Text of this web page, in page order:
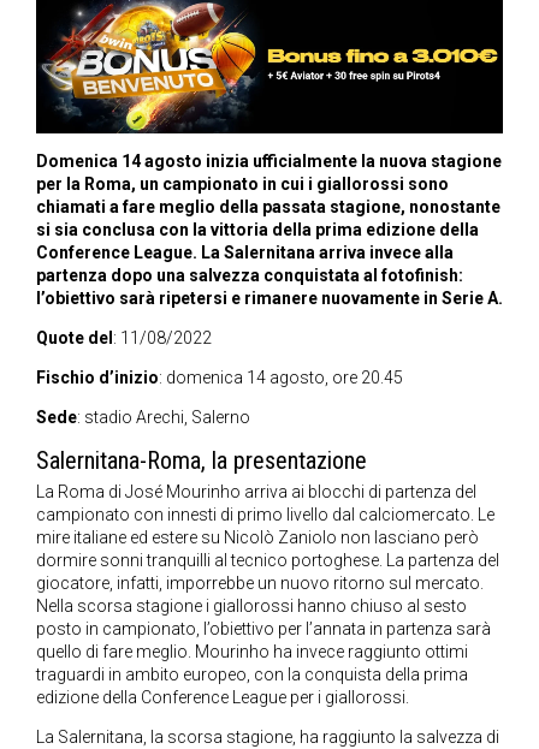
Domenica 14 agosto inizia ufficialmente la nuova stagione
per la Roma, un campionato in cui i giallorossi sono
chiamati a fare meglio della passata stagione, nonostante
si sia conclusa con la vittoria della prima edizione della
Conference League. La Salernitana arriva invece alla
partenza dopo una salvezza conquistata al fotofinish:
l’obiettivo sarà ripetersi e rimanere nuovamente in Serie A.
Quote del : 11/08/2022
Fischio d’inizio: domenica 14 agosto, ore 20.45
Sede: stadio Arechi, Salerno
Salernitana-Roma, la presentazione
La Roma di José Mourinho arriva ai blocchi di partenza del
campionato con innesti di primo livello dal calciomercato. Le
mire italiane ed estere su Nicolò Zaniolo non lasciano però
dormire sonni tranquilli al tecnico portoghese. La partenza del
giocatore, infatti, imporrebbe un nuovo ritorno sul mercato.
Nella scorsa stagione i giallorossi hanno chiuso al sesto
posto in campionato, l’obiettivo per l’annata in partenza sarà
quello di fare meglio. Mourinho ha invece raggiunto ottimi
traguardi in ambito europeo, con la conquista della prima
edizione della Conference League per i giallorossi.
La Salernitana, la scorsa stagione, ha raggiunto la salvezza di